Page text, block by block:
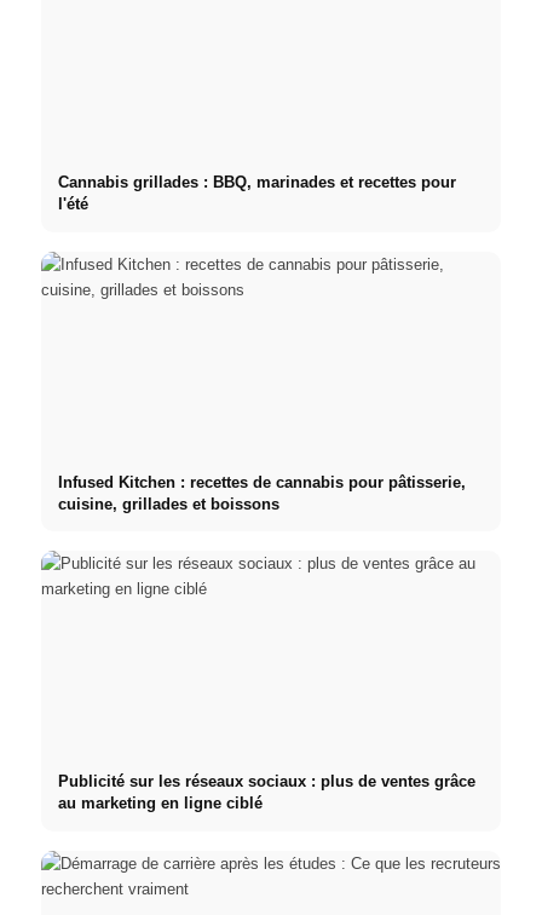
Cannabis grillades : BBQ, marinades et recettes pour
l'été
Infused Kitchen : recettes de cannabis pour pâtisserie,
cuisine, grillades et boissons
Publicité sur les réseaux sociaux : plus de ventes grâce
au marketing en ligne ciblé